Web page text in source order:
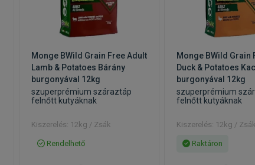
Monge BWild Grain Free Adult
Lamb & Potatoes Bárány
burgonyával 12kg
szuperprémium száraztáp
felnőtt kutyáknak
Kiszerelés: 12kg / Zsák
Rendelhető
Monge BWild Grain
Duck & Potatoes
burgonyával 12kg
szuperprémium
felnőtt kutyáknak
Kiszerelés: 12kg / Zsák
Raktáron